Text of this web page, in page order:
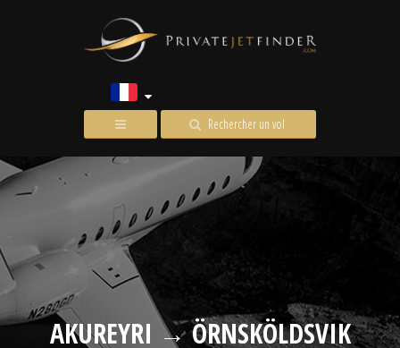
Rechercher un vol
AKUREYRI → ÖRNSKÖLDSVIK